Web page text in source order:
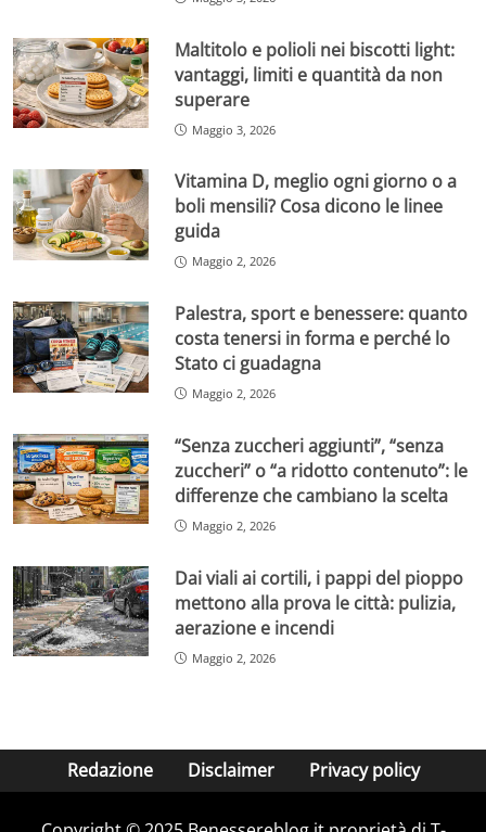
Maltitolo e polioli nei biscotti light:
vantaggi, limiti e quantità da non
superare
Maggio 3, 2026
Vitamina D, meglio ogni giorno o a
boli mensili? Cosa dicono le linee
guida
Maggio 2, 2026
Palestra, sport e benessere: quanto
costa tenersi in forma e perché lo
Stato ci guadagna
Maggio 2, 2026
“Senza zuccheri aggiunti”, “senza
zuccheri” o “a ridotto contenuto”: le
differenze che cambiano la scelta
Maggio 2, 2026
Dai viali ai cortili, i pappi del pioppo
mettono alla prova le città: pulizia,
aerazione e incendi
Maggio 2, 2026
Redazione Disclaimer Privacy policy